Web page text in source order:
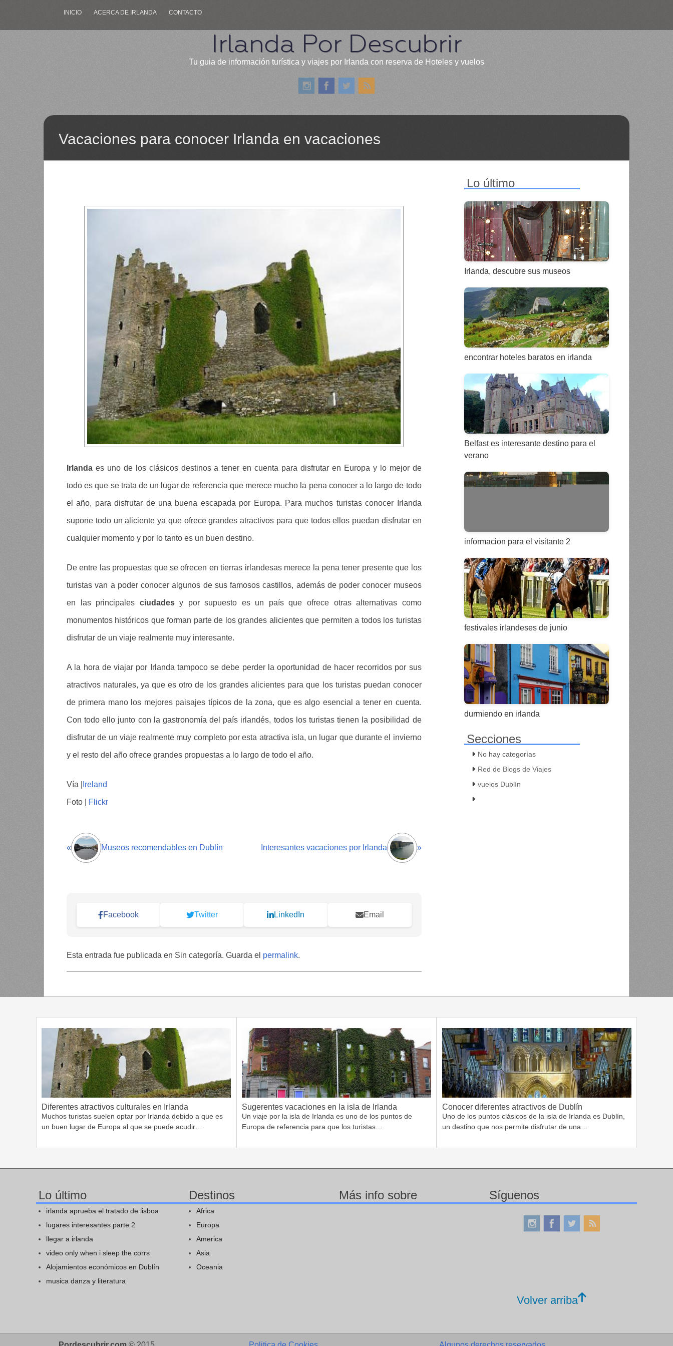
INICIO ACERCA DE IRLANDA CONTACTO
Irlanda Por Descubrir
Tu guia de información turística y viajes por Irlanda con reserva de Hoteles y vuelos
Vacaciones para conocer Irlanda en vacaciones
Irlanda es uno de los clásicos destinos a tener en cuenta para disfrutar en Europa y lo mejor de
todo es que se trata de un lugar de referencia que merece mucho la pena conocer a lo largo de todo
el año, para disfrutar de una buena escapada por Europa. Para muchos turistas conocer Irlanda
supone todo un aliciente ya que ofrece grandes atractivos para que todos ellos puedan disfrutar en
cualquier momento y por lo tanto es un buen destino.
De entre las propuestas que se ofrecen en tierras irlandesas merece la pena tener presente que los
turistas van a poder conocer algunos de sus famosos castillos, además de poder conocer museos
en las principales ciudadesy por supuesto es un país que ofrece otras alternativas como
monumentos históricos que forman parte de los grandes alicientes que permiten a todos los turistas
disfrutar de un viaje realmente muy interesante.
A la hora de viajar por Irlanda tampoco se debe perder la oportunidad de hacer recorridos por sus
atractivos naturales, ya que es otro de los grandes alicientes para que los turistas puedan conocer
de primera mano los mejores paisajes típicos de la zona, que es algo esencial a tener en cuenta.
Con todo ello junto con la gastronomía del país irlandés, todos los turistas tienen la posibilidad de
disfrutar de un viaje realmente muy completo por esta atractiva isla, un lugar que durante el invierno
y el resto del año ofrece grandes propuestas a lo largo de todo el año.
Vía | Ireland
Foto | Flickr
« Museos recomendables en Dublín Interesantes vacaciones por Irlanda »
Facebook Twitter LinkedIn Email
Esta entrada fue publicada en Sin categoría. Guarda el permalink.
Lo último
Irlanda, descubre sus museos
encontrar hoteles baratos en irlanda
Belfast es interesante destino para el
verano
informacion para el visitante 2
festivales irlandeses de junio
durmiendo en irlanda
Secciones
No hay categorías
Red de Blogs de Viajes
vuelos Dublín
Diferentes atractivos culturales en Irlanda
Muchos turistas suelen optar por Irlanda debido a que es
un buen lugar de Europa al que se puede acudir…
Sugerentes vacaciones en la isla de Irlanda
Un viaje por la isla de Irlanda es uno de los puntos de
Europa de referencia para que los turistas…
Conocer diferentes atractivos de Dublín
Uno de los puntos clásicos de la isla de Irlanda es Dublín,
un destino que nos permite disfrutar de una…
Lo último
irlanda aprueba el tratado de lisboa
lugares interesantes parte 2
llegar a irlanda
video only when i sleep the corrs
Alojamientos económicos en Dublín
musica danza y literatura
Destinos
Africa
Europa
America
Asia
Oceania
Más info sobre Síguenos
Volver arriba